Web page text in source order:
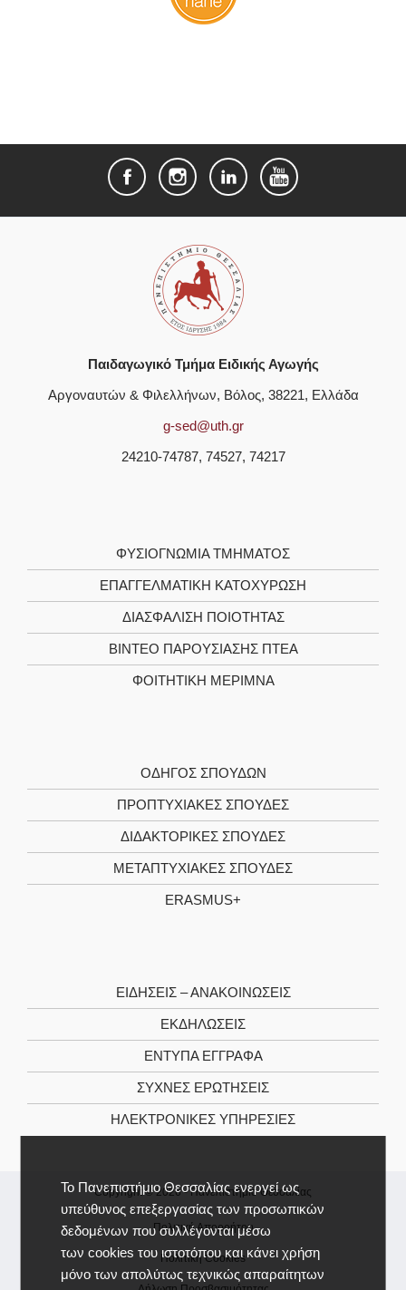
Το Πανεπιστήμιο Θεσσαλίας ενεργεί ως
υπεύθυνος επεξεργασίας των προσωπικών
δεδομένων που συλλέγονται μέσω
των cookies του ιστοτόπου και κάνει χρήση
μόνο των απολύτως τεχνικώς απαραίτητων
Παιδαγωγικό Τμήμα Ειδικής Αγωγής
Αργοναυτών & Φιλελλήνων, Βόλος, 38221, Ελλάδα
g-sed@uth.gr
24210-74787, 74527, 74217
ΦΥΣΙΟΓΝΩΜΊΑ ΤΜΉΜΑΤΟΣ
ΕΠΑΓΓΕΛΜΑΤΙΚΉ ΚΑΤΟΧΎΡΩΣΗ
ΔΙΑΣΦΆΛΙΣΗ ΠΟΙΌΤΗΤΑΣ
ΒΊΝΤΕΟ ΠΑΡΟΥΣΊΑΣΗΣ ΠΤΕΑ
ΦΟΙΤΗΤΙΚΉ ΜΈΡΙΜΝΑ
ΟΔΗΓΌΣ ΣΠΟΥΔΏΝ
ΠΡΟΠΤΥΧΙΑΚΈΣ ΣΠΟΥΔΈΣ
ΔΙΔΑΚΤΟΡΙΚΈΣ ΣΠΟΥΔΈΣ
ΜΕΤΑΠΤΥΧΙΑΚΈΣ ΣΠΟΥΔΈΣ
ERASMUS+
ΕΙΔΉΣΕΙΣ – ΑΝΑΚΟΙΝΏΣΕΙΣ
ΕΚΔΗΛΏΣΕΙΣ
ΈΝΤΥΠΑ ΈΓΓΡΑΦΑ
ΣΥΧΝΈΣ ΕΡΩΤΉΣΕΙΣ
ΗΛΕΚΤΡΟΝΙΚΈΣ ΥΠΗΡΕΣΊΕΣ
Copyright © 2026 -Πανεπιστήμιο Θεσσαλίας
Πολιτική Απορρήτου
Πολιτική Cookies